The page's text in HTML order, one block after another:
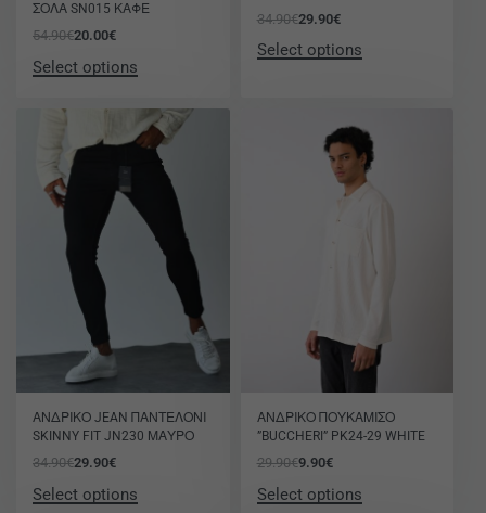
ΣΟΛΑ SN015 ΚΑΦΕ
54.90€20.00€
Select options
34.90€29.90€
Select options
ΑΝΔΡΙΚΟ JEAN ΠΑΝΤΕΛΟΝΙ
SKINNY FIT JN230 ΜΑΥΡΟ
34.90€29.90€
Select options
ΑΝΔΡΙΚΟ ΠΟΥΚΑΜΙΣΟ
”BUCCHERI” PK24-29 WHITE
29.90€9.90€
Select options